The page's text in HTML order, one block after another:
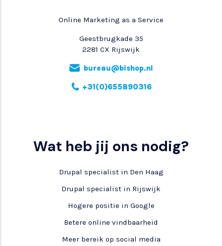
Online Marketing as a Service
Geestbrugkade 35
2281 CX Rijswijk
bureau@bishop.nl
+31(0)655890316
Wat heb jij ons nodig?
Drupal specialist in Den Haag
Drupal specialist in Rijswijk
Hogere positie in Google
Betere online vindbaarheid
Meer bereik op social media